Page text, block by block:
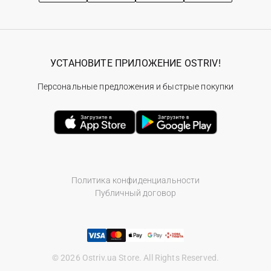
Политика конфиденциальности
Публичный договор
© 2026 Ostriv.ua Store. All Rights Reserved.
УСТАНОВИТЕ ПРИЛОЖЕНИЕ OSTRIV!
Персональные предложения и быстрые покупки